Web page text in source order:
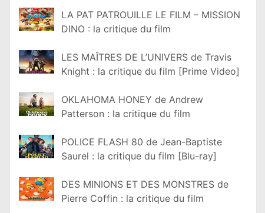
LA PAT PATROUILLE LE FILM – MISSION
DINO : la critique du film
LES MAÎTRES DE L’UNIVERS de Travis
Knight : la critique du film [Prime Video]
OKLAHOMA HONEY de Andrew
Patterson : la critique du film
POLICE FLASH 80 de Jean-Baptiste
Saurel : la critique du film [Blu-ray]
DES MINIONS ET DES MONSTRES de
Pierre Coffin : la critique du film